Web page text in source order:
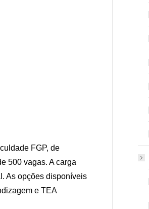
FGP, de
500 vagas. A carga
As opções disponíveis
e TEA